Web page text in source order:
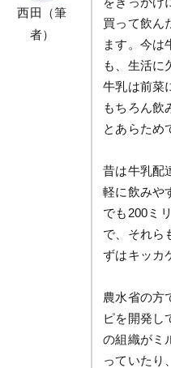
西田（筆
者）
買って飲ん
ます。今は
も、生活に
牛乳は前菜
もちろん飲
とあらため
昔は牛乳配
軽に飲みや
でも200ミ
で、それら
ずはキッカ
農水省の方
ピを開発し
の組織がミ
っていたり